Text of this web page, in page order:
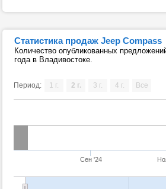
Статистика продаж Jeep Compass
Количество опубликованных
года в Владивостоке.
Период:
Сен '24
1 г. 2 г. 3 г. 4 г. Все